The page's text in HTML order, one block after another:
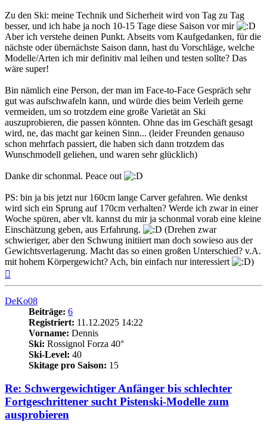
Zu den Ski: meine Technik und Sicherheit wird von Tag zu Tag
besser, und ich habe ja noch 10-15 Tage diese Saison vor mir
Aber ich verstehe deinen Punkt. Abseits vom Kaufgedanken, für die
nächste oder übernächste Saison dann, hast du Vorschläge, welche
Modelle/Arten ich mir definitiv mal leihen und testen sollte? Das
wäre super!
Bin nämlich eine Person, der man im Face-to-Face Gespräch sehr
gut was aufschwafeln kann, und würde dies beim Verleih gerne
vermeiden, um so trotzdem eine große Varietät an Ski
auszuprobieren, die passen könnten. Ohne das im Geschäft gesagt
wird, ne, das macht gar keinen Sinn... (leider Freunden genauso
schon mehrfach passiert, die haben sich dann trotzdem das
Wunschmodell geliehen, und waren sehr glücklich)
Danke dir schonmal. Peace out
PS: bin ja bis jetzt nur 160cm lange Carver gefahren. Wie denkst
wird sich ein Sprung auf 170cm verhalten? Werde ich zwar in einer
Woche spüren, aber vlt. kannst du mir ja schonmal vorab eine kleine
Einschätzung geben, aus Erfahrung.
(Drehen zwar
schwieriger, aber den Schwung initiiert man doch sowieso aus der
Gewichtsverlagerung. Macht das so einen großen Unterschied? v.A.
mit hohem Körpergewicht? Ach, bin einfach nur interessiert
)
DeKo08
Beiträge: 6
Registriert: 11.12.2025 14:22
Vorname: Dennis
Ski: Rossignol Forza 40°
Ski-Level: 40
Skitage pro Saison: 15
Re: Schwergewichtiger Anfänger bis schlechter
Fortgeschrittener sucht Pistenski-Modelle zum
ausprobieren